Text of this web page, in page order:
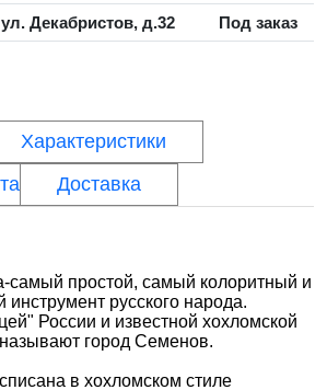
Декабристов, д.32
Под заказ
Характеристики
Доставка
самый простой, самый колоритный и
русского народа.
России и известной хохломской
город Семенов.
в хохломском стиле